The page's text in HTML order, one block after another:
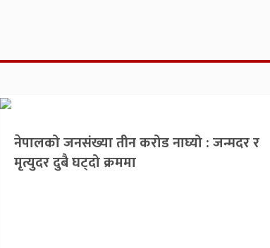
नेपालको जनसंख्या तीन करोड नाघ्यो : जन्मदर र
मृत्युदर दुबै घट्दो क्रममा